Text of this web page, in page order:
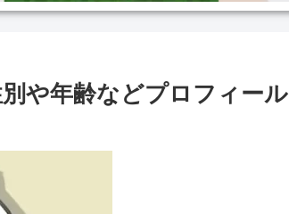
や年齢などプロフィール